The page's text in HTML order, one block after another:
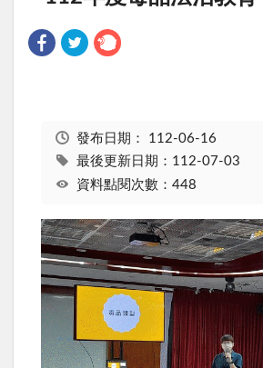
發布日期： 112-06-16
最後更新日期：112-07-03
資料點閱次數：448